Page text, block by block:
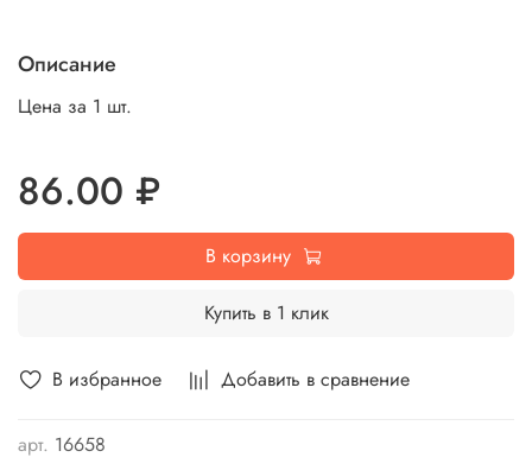
В избранное Добавить в сравнение
арт. 16658
Описание
Цена за 1 шт.
86.00 ₽
В корзину
Купить в 1 клик